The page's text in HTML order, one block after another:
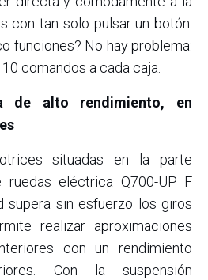
con tan solo pulsar un botón.
funciones? No hay problema:
comandos a cada caja.
de alto rendimiento, en
situadas en la parte
ruedas eléctrica Q700-UP F
supera sin esfuerzo los giros
realizar aproximaciones
con un rendimiento
Con la suspensión